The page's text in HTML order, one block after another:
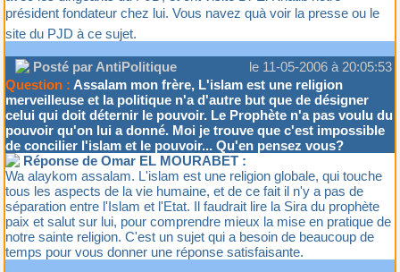
président fondateur chez lui. Vous navez quà voir la presse ou le
site du PJD à ce sujet.
Posté par AntiPolitique
le 11-05-2006 à 20:05:53
Question : Assalam mon frère, L'islam est une religion
merveilleuse et la politique n'a d'autre but que de désigner
celui qui doit déternir le pouvoir. Le Prophète n'a pas voulu du
pouvoir qu'on lui a donné. Moi je trouve que c'est impossible
de concilier l'islam et le pouvoir... Qu'en pensez vous?
Réponse de Omar EL MOURABET :
Wa alaykom assalam. L'islam est une religion globale, qui touche
tous les aspects de la vie humaine, et de ce fait il n'y a pas de
séparation entre l'Islam et l'Etat. Il faudrait lire la Sira du prophète
paix et salut sur lui, pour comprendre mieux la mise en pratique de
notre sainte religion. C'est un sujet qui a besoin de beaucoup de
temps pour vous donner une réponse satisfaisante.